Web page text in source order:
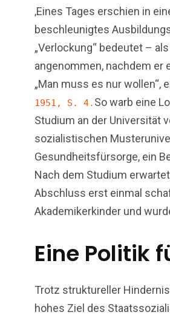
‚Eines Tages erschien in
beschleunigtes
„Verlockung“ bedeutet –
angenommen, nachdem er
„Man muss es nur wollen“,
1951, S. 4. So warb eine
Studium an der Universität
sozialistischen
Gesundheitsfürsorge, ein
Nach dem Studium
Abschluss erst einmal
Akademikerkinder und
Eine Politik
Trotz struktureller
hohes Ziel des